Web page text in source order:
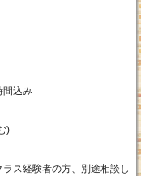
間込み
)
ス経験者の方、別途相談し